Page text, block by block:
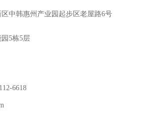
中韩惠州产业园起步区老屋路6号
5栋5层
6618